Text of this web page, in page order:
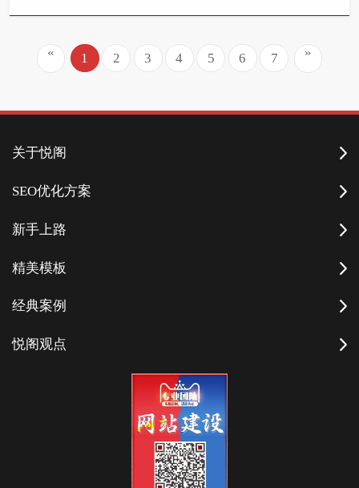
« 1 2 3 4 5 6 7 »
关于悦阁
SEO优化方案
新手上路
精美模板
经典案例
悦阁观点